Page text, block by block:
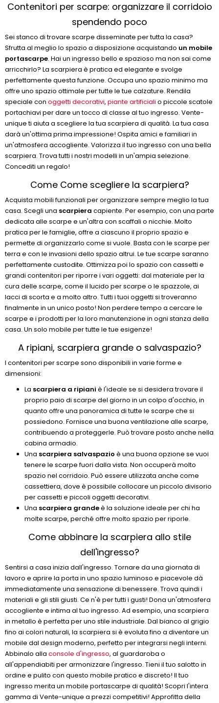
Contenitori per scarpe: organizzare il corridoio
spendendo poco
Sei stanco di trovare scarpe disseminate per tutta la casa?
Sfrutta al meglio lo spazio a disposizione acquistando un mobile
portascarpe. Hai un ingresso bello e spazioso ma non sai come
arricchirlo? La scarpiera è pratica ed elegante e svolge
perfettamente questa funzione. Occupa uno spazio minimo ma
offre uno spazio ottimale per tutte le tue calzature. Rendila
speciale con oggetti decorativi, piante artificiali o piccole scatole
portachiavi per dare un tocco di classe al tuo ingresso. Vente-
unique ti aiuta a scegliere la tua scarpiera di qualità. La tua casa
darà un'ottima prima impressione! Ospita amici e familiari in
un'atmosfera accogliente. Valorizza il tuo ingresso con una bella
scarpiera. Trova tutti i nostri modelli in un'ampia selezione.
Concediti un regalo!
Come Come scegliere la scarpiera?
Acquista mobili funzionali per organizzare sempre meglio la tua
casa. Scegli una scarpiera capiente. Per esempio, con una parte
dedicata alle scarpe e un'altra con scaffali o nicchie. Molto
pratica per le famiglie, offre a ciascuno il proprio spazio e
permette di organizzarlo come si vuole. Basta con le scarpe per
terra e con le invasioni dello spazio altrui. Le tue scarpe saranno
perfettamente custodite. Ottimizza poi lo spazio con cassetti e
grandi contenitori per riporre i vari oggetti: dal materiale per la
cura delle scarpe, come il lucido per scarpe o le spazzole, ai
lacci di scorta e a molto altro. Tutti i tuoi oggetti si troveranno
finalmente in un unico posto! Non perdere tempo a cercare le
scarpe e i prodotti per la loro manutenzione in ogni stanza della
casa. Un solo mobile per tutte le tue esigenze!
A ripiani, scarpiera grande o salvaspazio?
I contenitori per scarpe sono disponibili in varie forme e
dimensioni:
La scarpiera a ripiani è l'ideale se si desidera trovare il
proprio paio di scarpe del giorno in un colpo d'occhio, in
quanto offre una panoramica di tutte le scarpe che si
possiedono. Fornisce una buona ventilazione alle scarpe,
contribuendo a proteggerle. Può trovare posto anche nella
cabina armadio.
Una scarpiera salvaspazio è una buona opzione se vuoi
tenere le scarpe fuori dalla vista. Non occuperà molto
spazio nel corridoio. Può essere utilizzata anche come
cassettiera, dove è possibile collocare un piccolo divisorio
per cassetti e piccoli oggetti decorativi.
Una scarpiera grandeè la soluzione ideale per chi ha
molte scarpe, perché offre molto spazio per riporle.
Come abbinare la scarpiera allo stile
dell'ingresso?
Sentirsi a casa inizia dall'ingresso. Tornare da una giornata di
lavoro e aprire la porta in uno spazio luminoso e piacevole dà
immediatamente una sensazione di benessere. Trova quindi i
materiali e gli stili giusti. Ce n'è per tutti i gusti! Dona un'atmosfera
accogliente e intima al tuo ingresso. Ad esempio, una scarpiera
in metallo è perfetta per uno stile industriale. Dal bianco al grigio
fino ai colori naturali, la scarpiera si è evoluta fino a diventare un
mobile dal design moderno, perfetto per integrarsi negli interni.
Abbinalo alla console d'ingresso, al guardaroba o
all'appendiabiti per armonizzare l'ingresso. Tieni il tuo salotto in
ordine e pulito con questo mobile pratico e discreto! Il tuo
ingresso merita un mobile portascarpe di qualità! Scopri l'intera
gamma di Vente-unique a prezzi competitivi! Approfitta della